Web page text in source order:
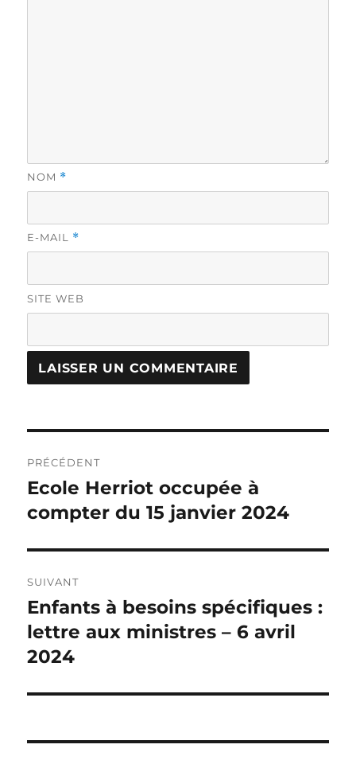
NOM *
E-MAIL *
SITE WEB
de
l’article
PRÉCÉDENT
Publication
précédente :
Ecole Herriot occupée à
compter du 15 janvier 2024
SUIVANT
Publication
suivante :
Enfants à besoins spécifiques :
lettre aux ministres – 6 avril
2024